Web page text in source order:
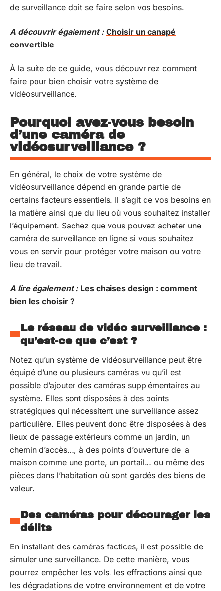
de surveillance doit se faire selon vos besoins.
A découvrir également : Choisir un canapé
convertible
À la suite de ce guide, vous découvrirez comment
faire pour bien choisir votre système de
vidéosurveillance.
Pourquoi avez-vous besoin
d’une caméra de
vidéosurveillance ?
En général, le choix de votre système de
vidéosurveillance dépend en grande partie de
certains facteurs essentiels. Il s’agit de vos besoins en
la matière ainsi que du lieu où vous souhaitez installer
l’équipement. Sachez que vous pouvez acheter une
caméra de surveillance en ligne si vous souhaitez
vous en servir pour protéger votre maison ou votre
lieu de travail.
A lire également : Les chaises design : comment
bien les choisir ?
Le réseau de vidéo surveillance :
qu’est-ce que c’est ?
Notez qu’un système de vidéosurveillance peut être
équipé d’une ou plusieurs caméras vu qu’il est
possible d’ajouter des caméras supplémentaires au
système. Elles sont disposées à des points
stratégiques qui nécessitent une surveillance assez
particulière. Elles peuvent donc être disposées à des
lieux de passage extérieurs comme un jardin, un
chemin d’accès…, à des points d’ouverture de la
maison comme une porte, un portail… ou même des
pièces dans l’habitation où sont gardés des biens de
valeur.
Des caméras pour décourager les
délits
En installant des caméras factices, il est possible de
simuler une surveillance. De cette manière, vous
pourrez empêcher les vols, les effractions ainsi que
les dégradations de votre environnement et de votre